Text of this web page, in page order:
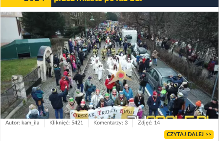
Autor: kam_ila Kliknięć: 5421 Komentarzy: 3 Zdjęć: 14
CZYTAJ DALEJ >>